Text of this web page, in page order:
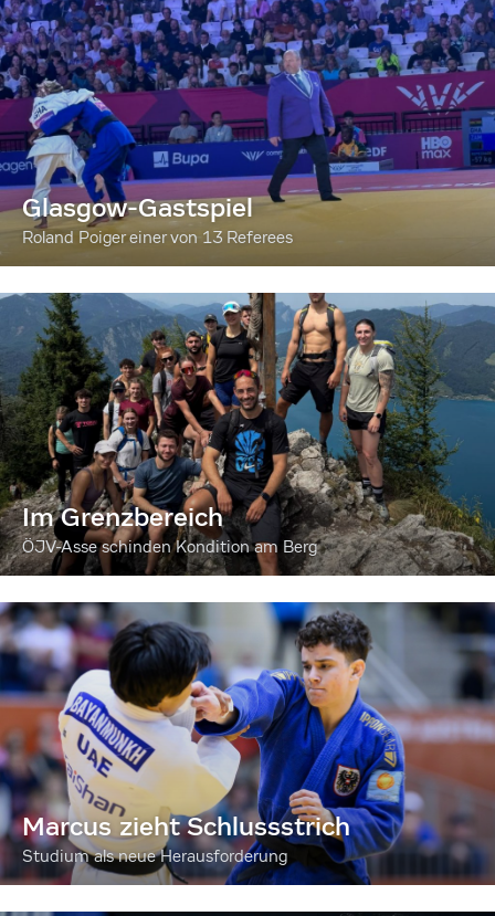
Glasgow-Gastspiel
Roland Poiger einer von 13 Referees
Im Grenzbereich
ÖJV-Asse schinden Kondition am Berg
Marcus zieht Schlussstrich
Studium als neue Herausforderung